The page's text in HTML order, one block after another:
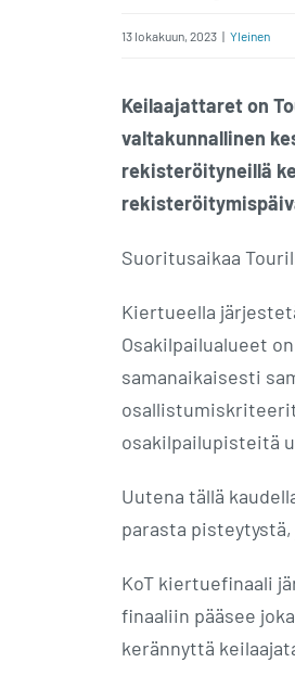
13 lokakuun, 2023 | Yleinen
Keilaajattaret on
valtakunnallinen
rekisteröityneillä
Suoritusaikaa
Kiertueella
Osakilpailualueet
samanaikaisesti
osakilpailupisteitä
Uutena tällä
parasta
KoT kiertuefinaali
finaaliin pääsee
kerännyttä